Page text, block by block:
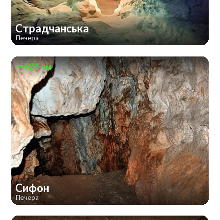
Страдчанська
Печера
621 км
Сифон
Печера